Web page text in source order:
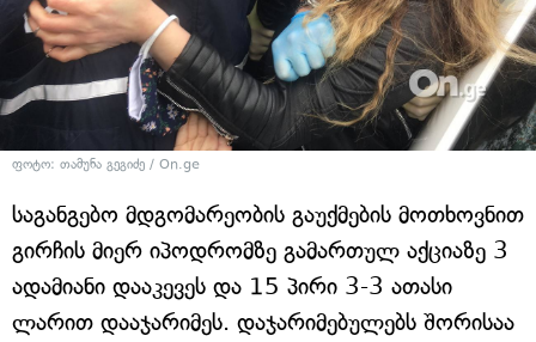
ფოტო: თამუნა გეგიძე / On.ge
საგანგებო მდგომარეობის გაუქმების მოთხოვნით
გირჩის მიერ იპოდრომზე გამართულ აქციაზე 3
ადამიანი დააკევეს და 15 პირი 3-3 ათასი
ლარით დააჯარიმეს. დაჯარიმებულებს შორისაა